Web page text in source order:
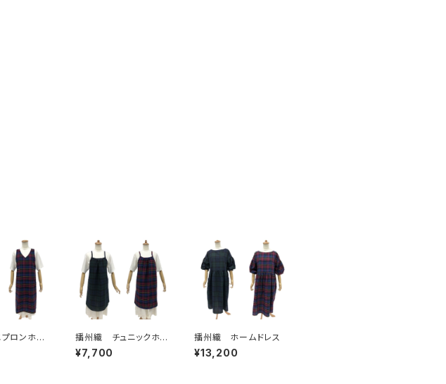
ロンホー
播州織 チュニックホ
ームドレス
¥7,700
播州織 ホームドレス
¥13,200